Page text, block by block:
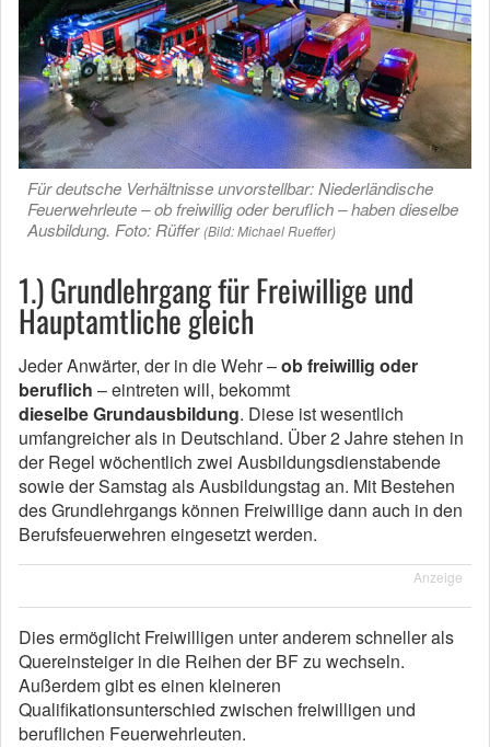
Für deutsche Verhältnisse unvorstellbar: Niederländische
Feuerwehrleute – ob freiwillig oder beruflich – haben dieselbe
Ausbildung. Foto: Rüffer (Bild: Michael Rueffer)
1.) Grundlehrgang für Freiwillige und
Hauptamtliche gleich
Jeder Anwärter, der in die Wehr –ob freiwillig oder
beruflich – eintreten will, bekommt
dieselbe Grundausbildung. Diese ist wesentlich
umfangreicher als in Deutschland. Über 2 Jahre stehen in
der Regel wöchentlich zwei Ausbildungsdienstabende
sowie der Samstag als Ausbildungstag an. Mit Bestehen
des Grundlehrgangs können Freiwillige dann auch in den
Berufsfeuerwehren eingesetzt werden.
Anzeige
Dies ermöglicht Freiwilligen unter anderem schneller als
Quereinsteiger in die Reihen der BF zu wechseln.
Außerdem gibt es einen kleineren
Qualifikationsunterschied zwischen freiwilligen und
beruflichen Feuerwehrleuten.